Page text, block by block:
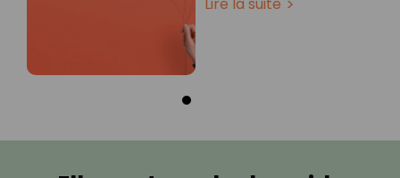
Lire la suite